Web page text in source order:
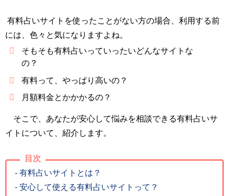
有料占いサイトを使ったことがない方の場合、利用する前
には、色々と気になりますよね。
そもそも有料占いっていったいどんなサイトな
の？
有料って、やっぱり高いの？
月額料金とかかかるの？
そこで、あなたが安心して悩みを相談できる有料占いサ
イトについて、紹介します。
目次
- 有料占いサイトとは？
- 安心して使える有料占いサイトって？